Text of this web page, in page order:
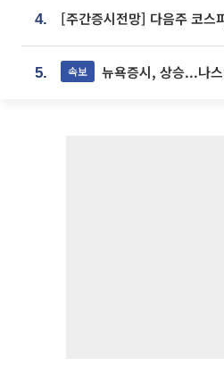
4.
5. 속보 뉴욕증시, 상승...나